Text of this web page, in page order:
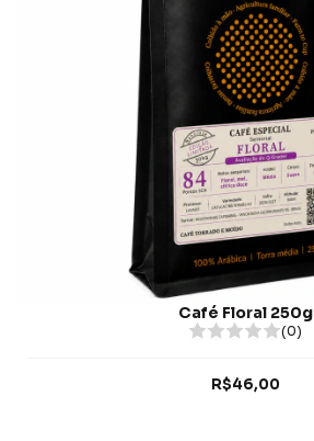
Café Floral 250g
(0)
R$46,00